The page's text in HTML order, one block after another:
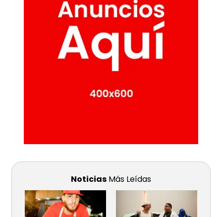
Noticias Más Leídas